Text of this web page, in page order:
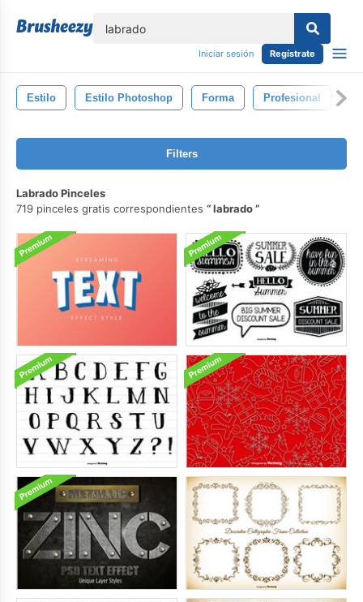
Iniciar sesión Regístrate
Estilo Estilo Photoshop Forma Profesional
Filters
Labrado Pinceles
719 pinceles gratis correspondientes
labrado